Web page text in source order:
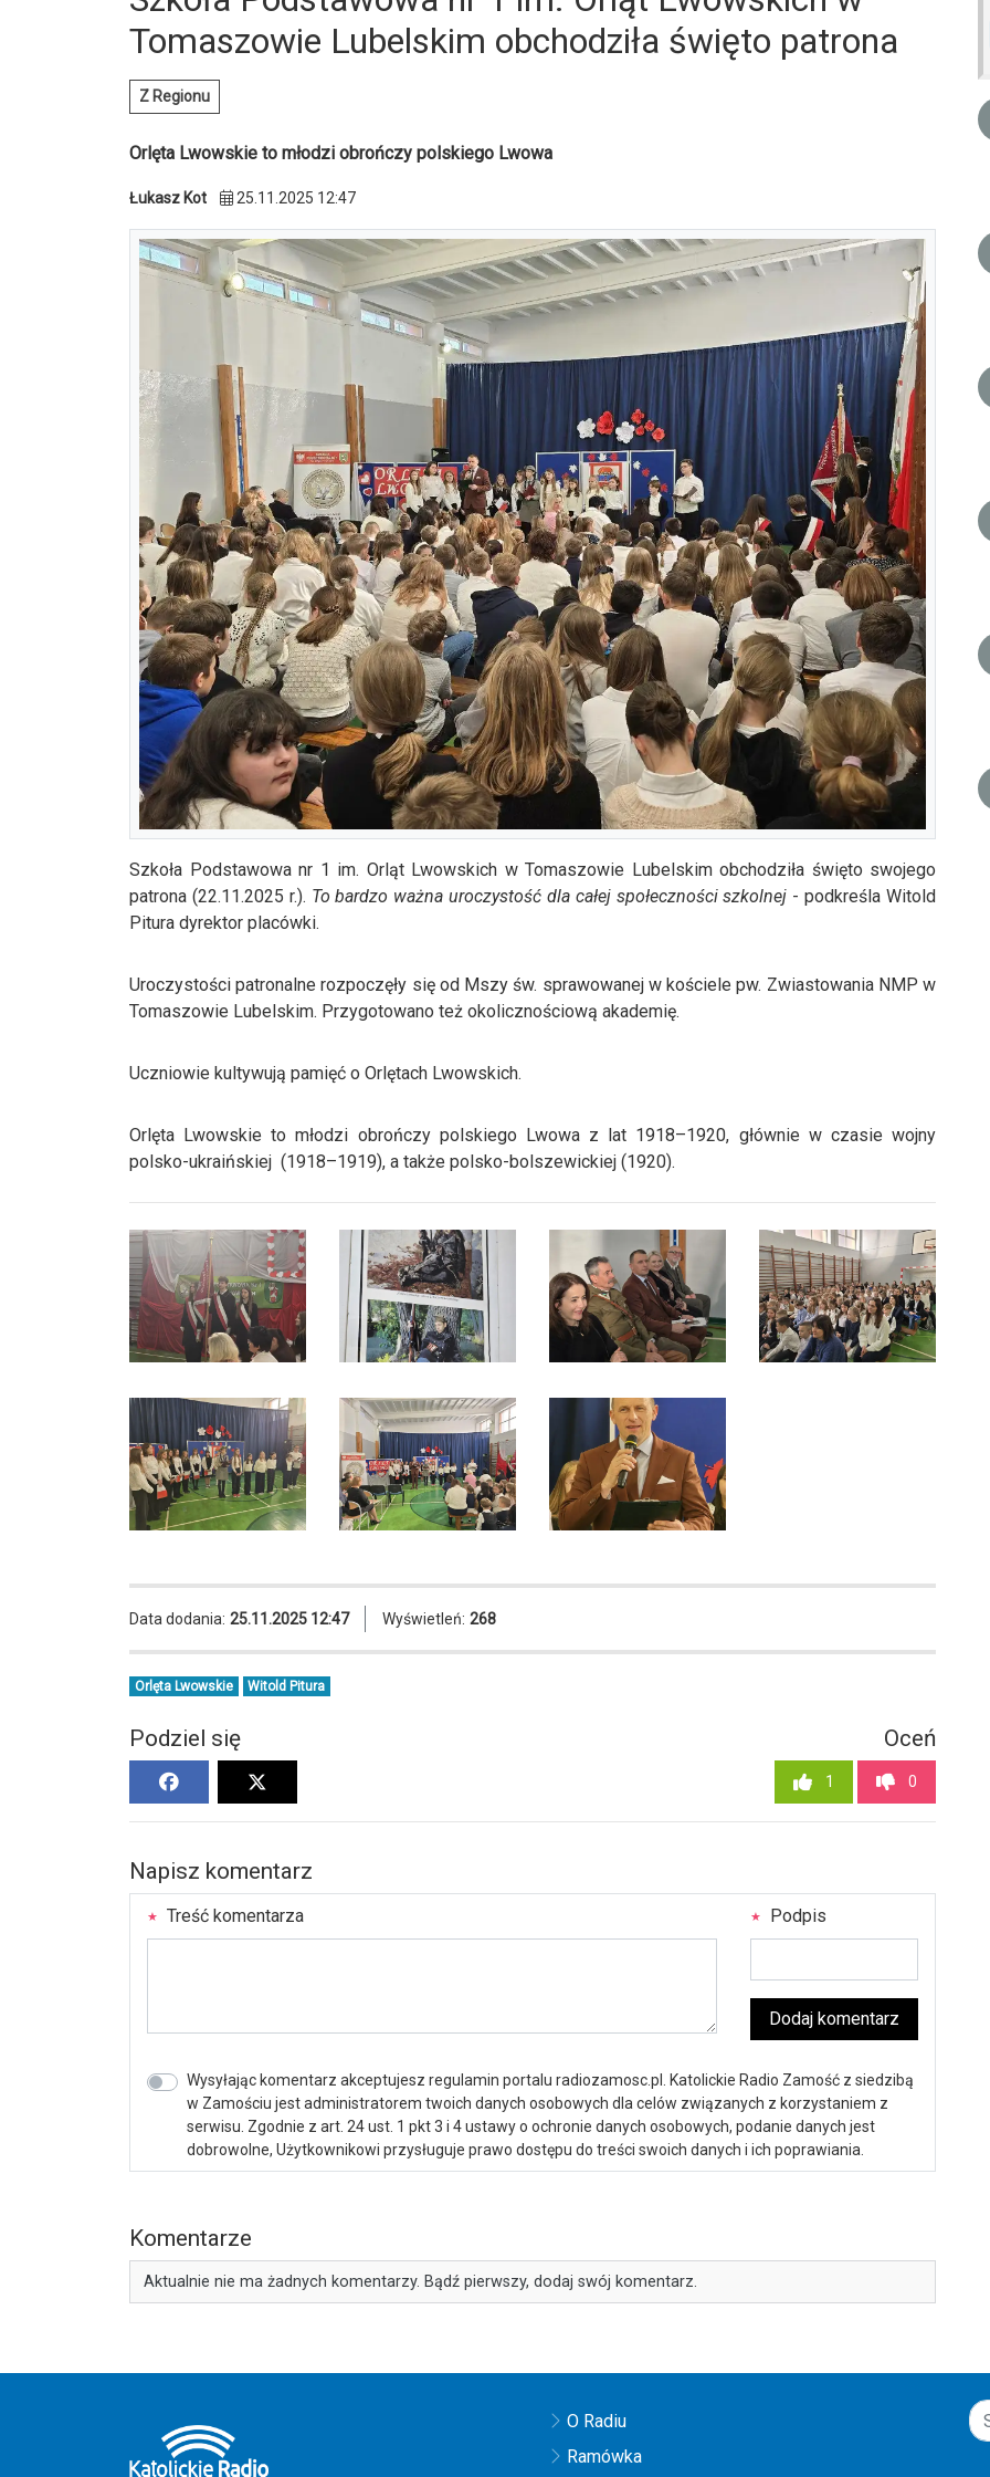
Tomaszowie Lubelskim obchodziła święto patrona
Z Regionu
Orlęta Lwowskie to młodzi obrończy polskiego Lwowa
Łukasz Kot 25.11.2025 12:47
Szkoła Podstawowa nr 1 im. Orląt Lwowskich w Tomaszowie Lubelskim obchodziła święto swojego
patrona (22.11.2025 r.). To bardzo ważna uroczystość dla całej społeczności szkolnej - podkreśla Witold
Pitura dyrektor placówki.
Uroczystości patronalne rozpoczęły się od Mszy św. sprawowanej w kościele pw. Zwiastowania NMP w
Tomaszowie Lubelskim. Przygotowano też okolicznościową akademię.
Uczniowie kultywują pamięć o Orlętach Lwowskich.
Orlęta Lwowskie to młodzi obrończy polskiego Lwowa z lat 1918–1920, głównie w czasie wojny
polsko-ukraińskiej (1918–1919), a także polsko-bolszewickiej (1920).
Data dodania: 25.11.2025 12:47 Wyświetleń: 268
Orlęta Lwowskie Witold Pitura
Podziel się Oceń
1 0
Napisz komentarz
Treść komentarza Podpis
Dodaj komentarz
Wysyłając komentarz akceptujesz regulamin portalu radiozamosc.pl. Katolickie Radio Zamość z siedzibą
w Zamościu jest administratorem twoich danych osobowych dla celów związanych z korzystaniem z
serwisu. Zgodnie z art. 24 ust. 1 pkt 3 i 4 ustawy o ochronie danych osobowych, podanie danych jest
dobrowolne, Użytkownikowi przysługuje prawo dostępu do treści swoich danych i ich poprawiania.
Komentarze
Aktualnie nie ma żadnych komentarzy. Bądź pierwszy, dodaj swój komentarz.
O Radiu
Ramówka